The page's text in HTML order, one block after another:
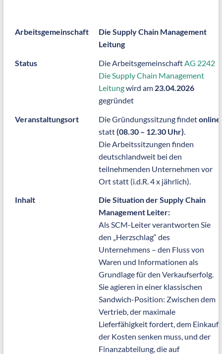
Arbeitsgemeinschaft
Die Supply Chain Management
Leitung
Status
Die ArbeitsgemeinschaftAG 2242
Die Supply Chain Management
Leitungwird am 23.04.2026
gegründet
Veranstaltungsort
Die Gründungssitzung findetonline
statt(08.30 – 12.30 Uhr).
Die Arbeitssitzungen finden
deutschlandweit bei den
teilnehmenden Unternehmen vor
Ort statt (i.d.R. 4 x jährlich).
Inhalt
Die Situation der Supply Chain
Management Leiter:
Als SCM-Leiter verantworten Sie
den „Herzschlag“ des
Unternehmens – den Fluss von
Waren und Informationen als
Grundlage für den Verkaufserfolg.
Sie agieren in einer klassischen
Sandwich-Position: Zwischen dem
Vertrieb, der maximale
Lieferfähigkeit fordert, dem Einkauf,
der Kosten senken muss, und der
Finanzabteilung, die auf